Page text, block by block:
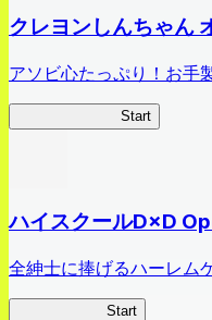
クレヨンしんちゃん
アソビ心たっぷり！お手
Start
ハイスクールD×D
全紳士に捧げるハーレム
Start